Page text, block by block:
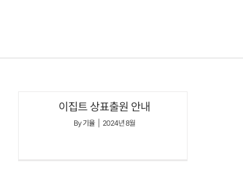
이집트 상표출원 안내
By기율 2024년 8월